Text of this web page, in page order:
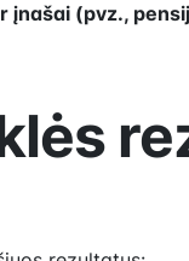
įnašai (pvz.,